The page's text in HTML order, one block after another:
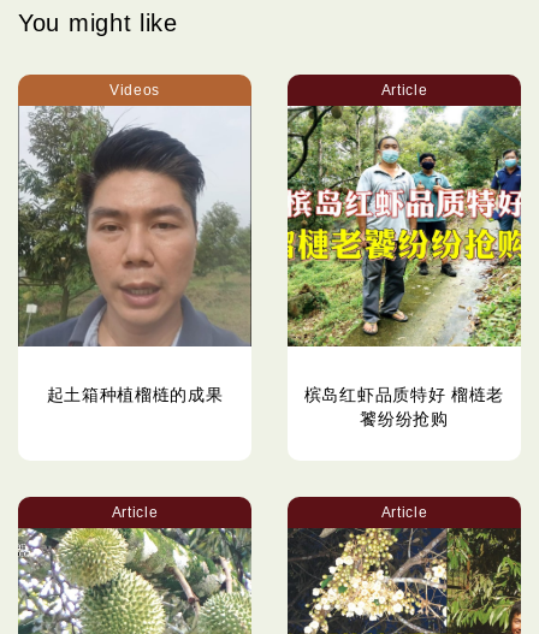
You might like
Videos
起土箱种植榴梿的成果
Article
槟岛红虾品质特好 榴梿老
饕纷纷抢购
Article Article